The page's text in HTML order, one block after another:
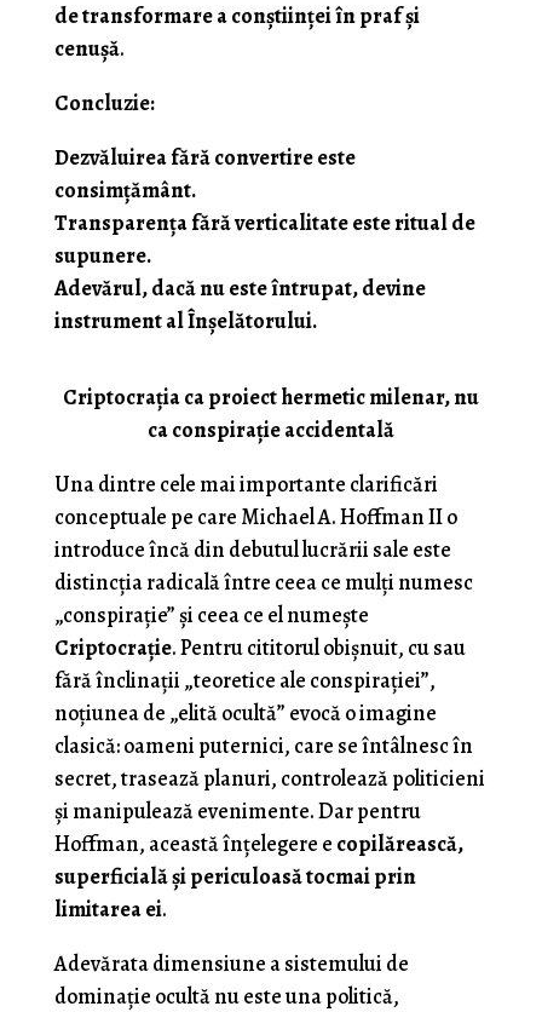
de transformare a conștiinței în praf și
cenușă.
Concluzie:
Dezvăluirea fără convertire este
consimțământ.
Transparența fără verticalitate este ritual de
supunere.
Adevărul, dacă nu este întrupat, devine
instrument al Înșelătorului.
Criptocrația ca proiect hermetic milenar, nu
ca conspirație accidentală
Una dintre cele mai importante clarificări
conceptuale pe care Michael A. Hoffman II o
introduce încă din debutul lucrării sale este
distincția radicală între ceea ce mulți numesc
„conspirație” și ceea ce el numește
Criptocrație. Pentru cititorul obișnuit, cu sau
fără înclinații „teoretice ale conspirației”,
noțiunea de „elită ocultă” evocă o imagine
clasică: oameni puternici, care se întâlnesc în
secret, trasează planuri, controlează politicieni
și manipulează evenimente. Dar pentru
Hoffman, această înțelegere e copilărească,
superficială și periculoasă tocmai prin
limitarea ei.
Adevărata dimensiune a sistemului de
dominație ocultă nu este una politică,